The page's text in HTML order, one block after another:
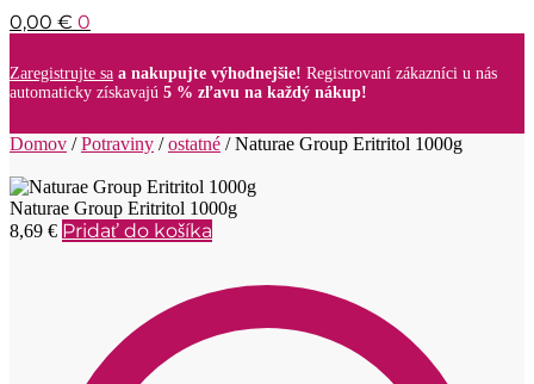
0,00 € 0
Zaregistrujte sa a nakupujte výhodnejšie! Registrovaní zákazníci u nás
automaticky získavajú 5 % zľavu na každý nákup!
Domov /Potraviny /ostatné /Naturae Group Eritritol 1000g
Naturae Group Eritritol 1000g
8,69 € Pridať do košíka